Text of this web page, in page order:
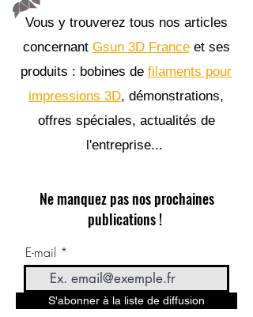
Vous y trouverez tous nos articles
concernant Gsun 3D Franceet ses
produits : bobines de filaments pour
impressions 3D, démonstrations,
offres spéciales, actualités de
l'entreprise...
Ne manquez pas nos prochaines
publications !
E-mail
S'abonner à la liste de diffusion